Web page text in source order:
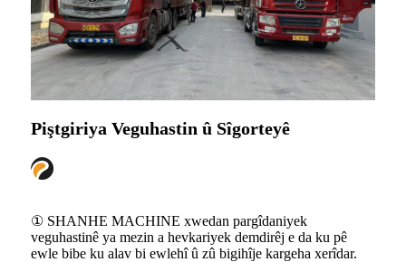
Piştgiriya Veguhastin û Sîgorteyê
① SHANHE MACHINE xwedan pargîdaniyek
veguhastinê ya mezin a hevkariyek demdirêj e da ku pê
ewle bibe ku alav bi ewlehî û zû bigihîje kargeha xerîdar.